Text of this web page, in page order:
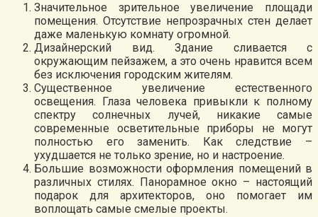
Значительное зрительное увеличение площади
помещения. Отсутствие непрозрачных стен делает
даже маленькую комнату огромной.
Дизайнерский вид. Здание сливается с
окружающим пейзажем, а это очень нравится всем
без исключения городским жителям.
Существенное увеличение естественного
освещения. Глаза человека привыкли к полному
спектру солнечных лучей, никакие самые
современные осветительные приборы не могут
полностью его заменить. Как следствие –
ухудшается не только зрение, но и настроение.
Большие возможности оформления помещений в
различных стилях. Панорамное окно – настоящий
подарок для архитекторов, оно помогает им
воплощать самые смелые проекты.